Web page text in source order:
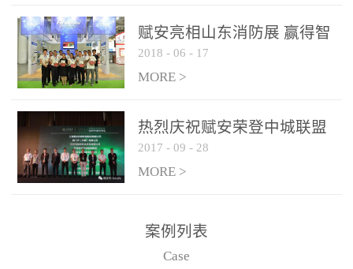
现火焰的跟踪和识别。能
更早的进行预警，达到早
报早防的效果。 系统构
成示意图： 图像型火灾
和监控端两大部分组成。
两者之间通过以太网相
联，一台监控主机最多可
从监控主机上获取，最多
只能接6台，超过的需从现
赋安亮相山东消防展 赢得智
慧消防新荣耀
2018 - 06 - 17
MORE >
热烈庆祝赋安荣登中城联盟
联合采购战略合作平台
2017 - 09 - 28
MORE >
案例列表
Case